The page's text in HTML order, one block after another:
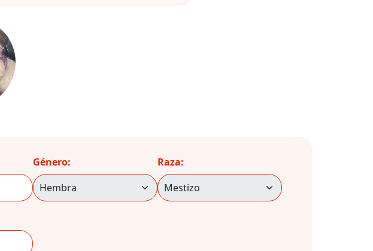
Género: Raza: